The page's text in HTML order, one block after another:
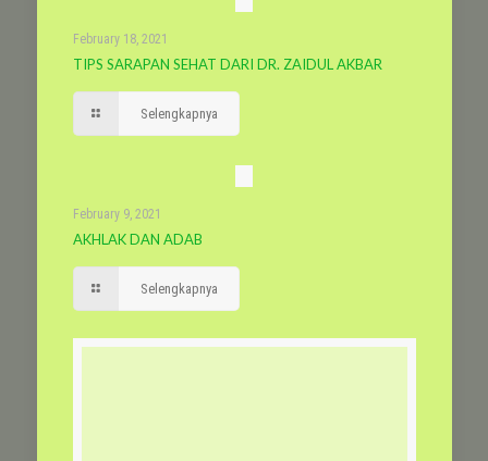
February 18, 2021
TIPS SARAPAN SEHAT DARI DR. ZAIDUL AKBAR
Selengkapnya
February 9, 2021
AKHLAK DAN ADAB
Selengkapnya